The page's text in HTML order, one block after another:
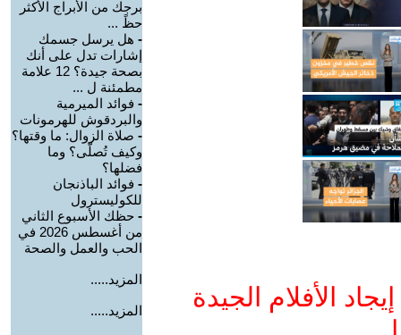
الأفلام الجيدة
برجك من الأبراج الأكثر
حظً ...
- هل يرسل جسمك
إشارات تدل على أنك
بصحة جيدة؟ 12 علامة
مطمئنة ل ...
- فوائد الميرمية
والبردقوش للهرمونات
- صلاة الزوال: ما وقتها؟
وكيف تُصلّى؟ وما
فضلها؟
- فوائد الباذنجان
للكوليسترول
- حظك الأسبوع الثاني
من أغسطس 2026 في
الحب والعمل والصحة
المزيد.....
المزيد.....